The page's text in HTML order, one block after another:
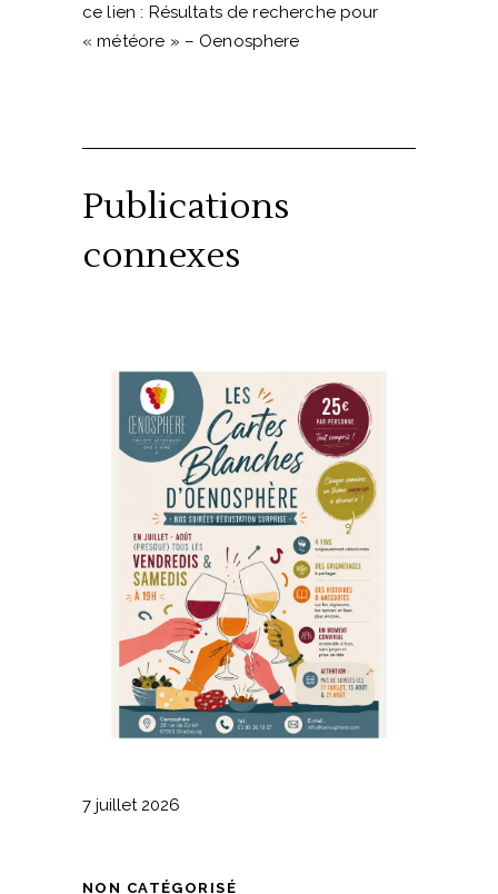
ce lien : Résultats de recherche pour
« météore » – Oenosphere
Publications
connexes
7 juillet 2026
NON CATÉGORISÉ